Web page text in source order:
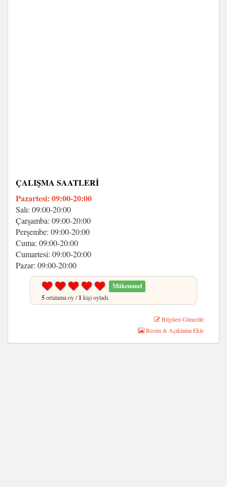
ÇALIŞMA SAATLERI
Pazartesi: 09:00-20:00
Salı: 09:00-20:00
Çarşamba: 09:00-20:00
Perşembe: 09:00-20:00
Cuma: 09:00-20:00
Cumartesi: 09:00-20:00
Pazar: 09:00-20:00
Mükemmel
5ortalama oy /1 kişi oyladı.
Bilgileri Güncelle
Resim & Açıklama Ekle